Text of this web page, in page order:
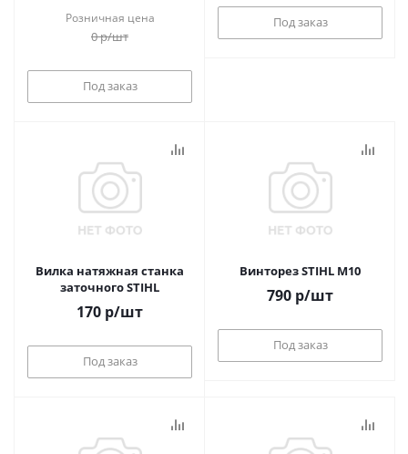
Розничная цена
0р/шт
Под заказ
Под заказ
Вилка натяжная станка
заточного STIHL
170 р/шт
Под заказ
Винторез STIHL M10
790 р/шт
Под заказ